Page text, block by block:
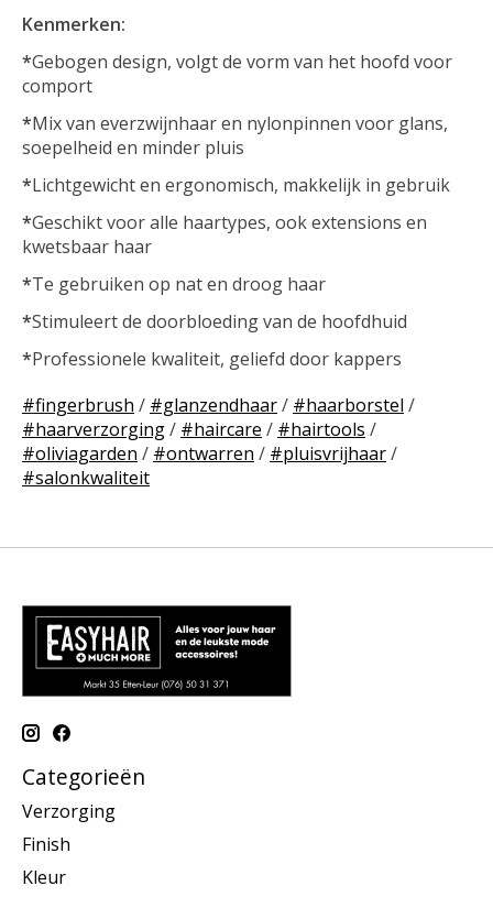
Kenmerken:
*Gebogen design, volgt de vorm van het hoofd voor
comport
*Mix van everzwijnhaar en nylonpinnen voor glans,
soepelheid en minder pluis
*Lichtgewicht en ergonomisch, makkelijk in gebruik
*Geschikt voor alle haartypes, ook extensions en
kwetsbaar haar
*Te gebruiken op nat en droog haar
*Stimuleert de doorbloeding van de hoofdhuid
*Professionele kwaliteit, geliefd door kappers
#fingerbrush / #glanzendhaar/ #haarborstel /
#haarverzorging/ #haircare / #hairtools /
#oliviagarden / #ontwarren / #pluisvrijhaar/
#salonkwaliteit
Categorieën
Verzorging
Finish
Kleur